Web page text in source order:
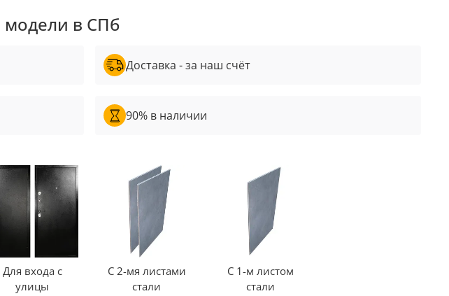
модели в СПб
Доставка - за наш счёт
90% в наличии
Для входа с
улицы
С 2-мя листами
стали
С 1-м листом
стали